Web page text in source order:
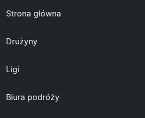
Strona główna
Drużyny
Ligi
Biura podróży